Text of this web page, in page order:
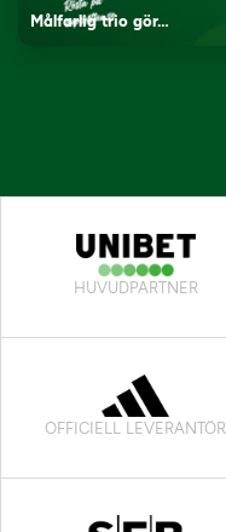
Målfarlig trio gör…
HUVUDPARTNER
OFFICIELL LEVERANTÖR